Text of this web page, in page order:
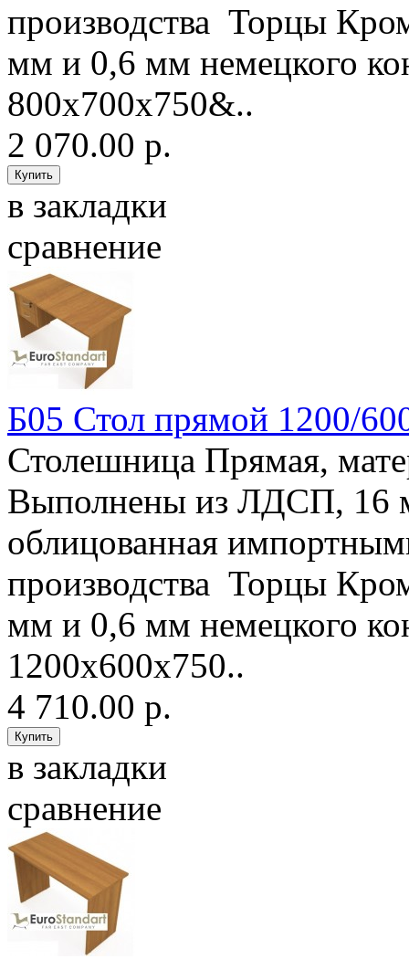
производства Торцы
мм и 0,6 мм немецкого
800х700х750&..
2 070.00 р.
в закладки
сравнение
Б05 Стол прямой 1200/
Столешница Прямая,
Выполнены из ЛДСП,
облицованная
производства Торцы
мм и 0,6 мм немецкого
1200х600х750..
4 710.00 р.
в закладки
сравнение